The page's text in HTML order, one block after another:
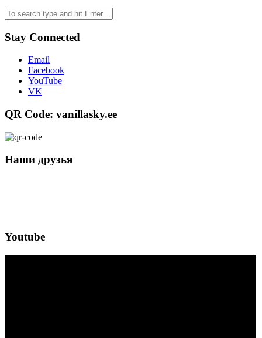
Stay Connected
Email
Facebook
YouTube
VK
QR Code: vanillasky.ee
Наши друзья
Youtube